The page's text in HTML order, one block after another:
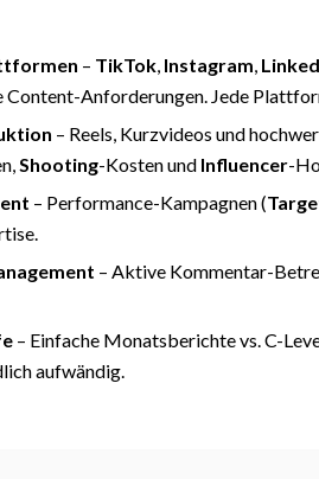
– TikTok, Instagram,
Content-Anforderungen. Jede
– Reels, Kurzvideos und
Shooting-Kosten und Influencer-
– Performance-Kampagnen (
– Aktive Kommentar-
– Einfache Monatsberichte vs. C-
aufwändig.